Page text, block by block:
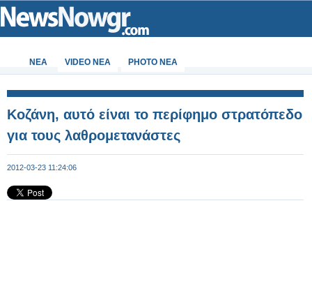
ΝΕΑ VIDEO NEA PHOTO NEA
Κοζάνη, αυτό είναι το περίφημο στρατόπεδο
για τους λαθρομετανάστες
2012-03-23 11:24:06